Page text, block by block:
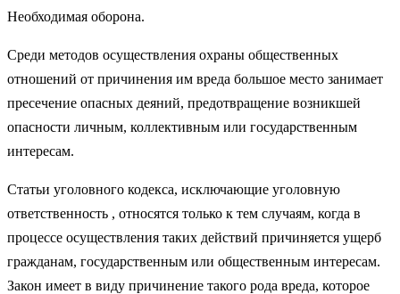
Необходимая оборона.
Среди методов осуществления охраны общественных
отношений от причинения им вреда большое место занимает
пресечение опасных деяний, предотвращение возникшей
опасности личным, коллективным или государственным
интересам.
Статьи уголовного кодекса, исключающие уголовную
ответственность , относятся только к тем случаям, когда в
процессе осуществления таких действий причиняется ущерб
гражданам, государственным или общественным интересам.
Закон имеет в виду причинение такого рода вреда, которое